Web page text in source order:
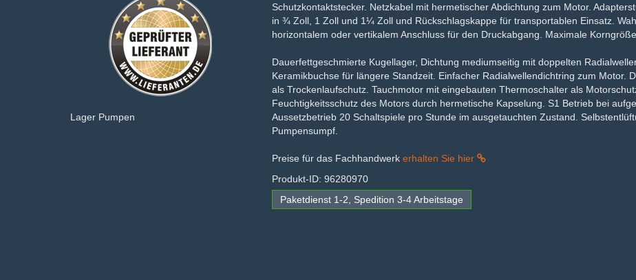
Lager Pumpen
Schutzkontaktstecker. Netzkabel mit hermetischer Abdichtung zum Motor.
in ¾ Zoll, 1 Zoll und 1¼ Zoll und Rückschlagskappe für transportablen Einsatz.
horizontalem oder vertikalem Anschluss für den Druckabgang. Maximale
Dauerfettgeschmierte Kugellager, Dichtung mediumseitig mit doppelten
Keramikbuchse für längere Standzeit. Einfacher Radialwellendichtring zum Motor.
als Trockenlaufschutz. Tauchmotor mit eingebauten Thermoschalter als
Feuchtigkeitsschutz des Motors durch hermetische Kapselung. S1 Betrieb bei
Aussetzbetrieb 20 Schaltspiele pro Stunde im ausgetauchten Zustand.
Pumpensumpf.
Preise für das Fachhandwerk erhalten Sie hier
Produkt-ID: 96280970
Paketdienst 1-2, Spedition 3-4 Arbeitstage